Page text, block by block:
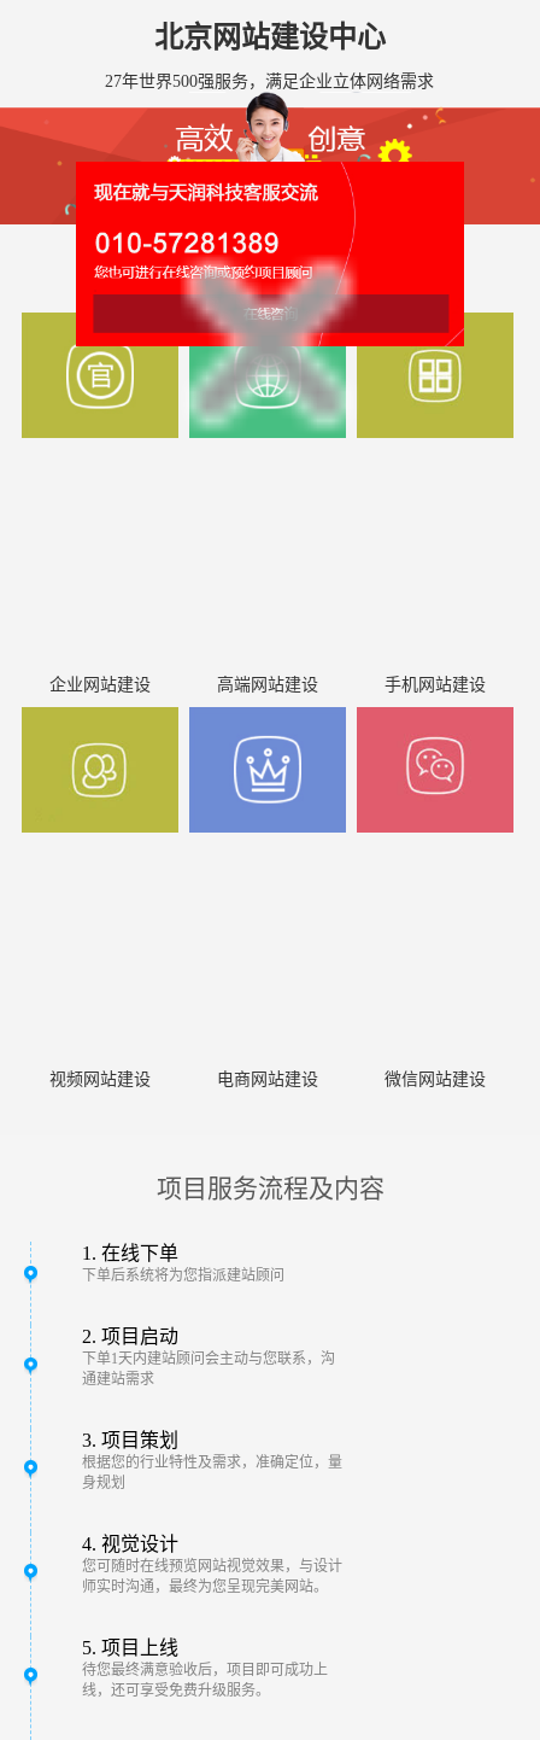
北京网站建设中心
27年世界500强服务，满足企业立体网络需求
全国网站建设服务
企业网站建设 高端网站建设 手机网站建设
视频网站建设 电商网站建设 微信网站建设
项目服务流程及内容
1. 在线下单
下单后系统将为您指派建站顾问
2. 项目启动
下单1天内建站顾问会主动与您联系，沟
通建站需求
3. 项目策划
根据您的行业特性及需求，准确定位，量
身规划
4. 视觉设计
您可随时在线预览网站视觉效果，与设计
师实时沟通，最终为您呈现完美网站。
5. 项目上线
待您最终满意验收后，项目即可成功上
线，还可享受免费升级服务。